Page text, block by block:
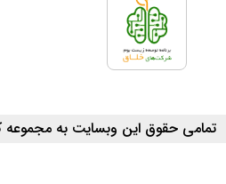
تمامی حقوق این وبسایت به مجموعه